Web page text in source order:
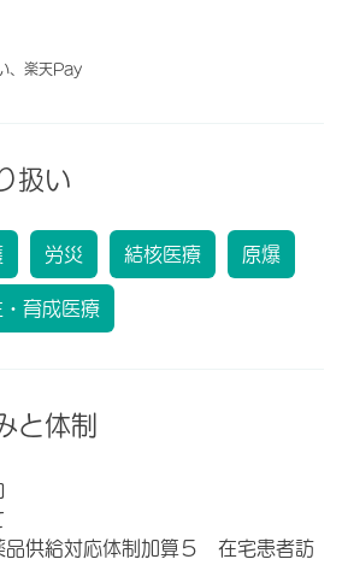
、楽天Pay
扱い
労災 結核医療 原爆
・育成医療
と体制
品供給対応体制加算５ 在宅患者訪